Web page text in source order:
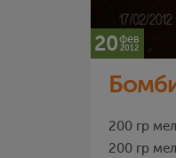
20фев
2012
200 гр
200 гр